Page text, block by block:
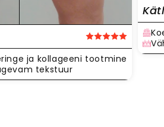
ja kollageeni tootmine
tekstuur